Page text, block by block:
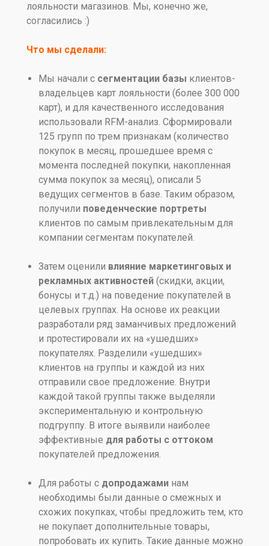
лояльности магазинов. Мы, конечно же,
согласились :)
Что мы сделали:
Мы начали с сегментации базы клиентов-
владельцев карт лояльности (более 300 000
карт), и для качественного исследования
использовали RFM-анализ. Сформировали
125 групп по трем признакам (количество
покупок в месяц, прошедшее время с
момента последней покупки, накопленная
сумма покупок за месяц), описали 5
ведущих сегментов в базе. Таким образом,
получили поведенческие портреты
клиентов по самым привлекательным для
компании сегментам покупателей.
Затем оценили влияние маркетинговых и
рекламных активностей (скидки, акции,
бонусы и т.д.) на поведение покупателей в
целевых группах. На основе их реакции
разработали ряд заманчивых предложений
и протестировали их на «ушедших»
покупателях. Разделили «ушедших»
клиентов на группы и каждой из них
отправили свое предложение. Внутри
каждой такой группы также выделяли
экспериментальную и контрольную
подгруппу. В итоге выявили наиболее
эффективные для работы с оттоком
покупателей предложения.
Для работы с допродажами нам
необходимы были данные о смежных и
схожих покупках, чтобы предложить тем, кто
не покупает дополнительные товары,
попробовать их купить. Такие данные можно